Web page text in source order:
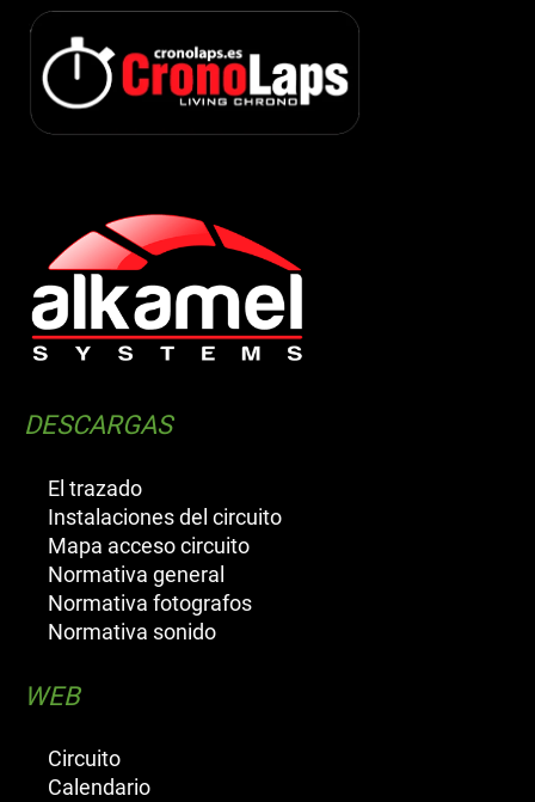
DESCARGAS
El trazado
Instalaciones del circuito
Mapa acceso circuito
Normativa general
Normativa fotografos
Normativa sonido
WEB
Circuito
Calendario